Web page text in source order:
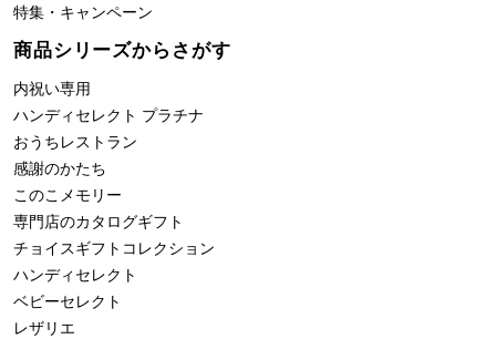
特集・キャンペーン
商品シリーズからさがす
内祝い専用
ハンディセレクト プラチナ
おうちレストラン
感謝のかたち
このこメモリー
専門店のカタログギフト
チョイスギフトコレクション
ハンディセレクト
ベビーセレクト
レザリエ